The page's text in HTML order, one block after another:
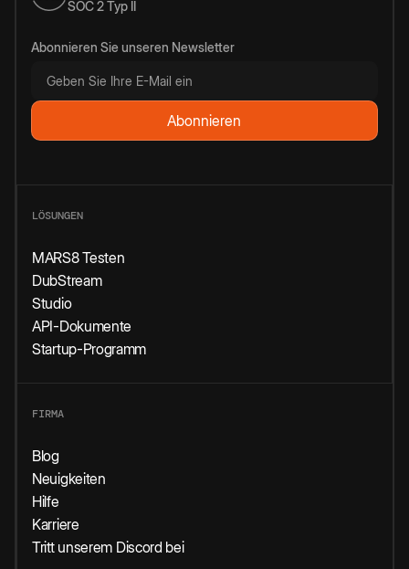
SOC 2 Typ II
Abonnieren Sie unseren Newsletter
LÖSUNGEN
MARS8 Testen
DubStream
Studio
API-Dokumente
Startup-Programm
FIRMA
Blog
Neuigkeiten
Hilfe
Karriere
Tritt unserem Discord bei